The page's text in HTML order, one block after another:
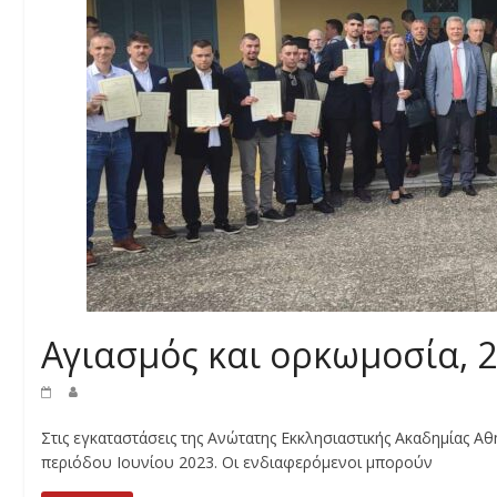
Αγιασμός και ορκωμοσία,
Στις εγκαταστάσεις της Ανώτατης Εκκλησιαστικής
περιόδου Ιουνίου 2023. Οι ενδιαφερόμενοι μπορούν